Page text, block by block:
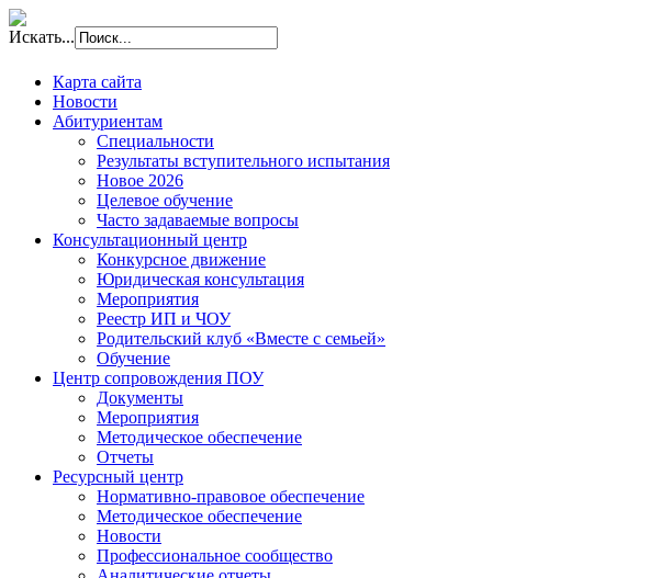
Искать...
Карта сайта
Новости
Абитуриентам
Специальности
Результаты вступительного испытания
Новое 2026
Целевое обучение
Часто задаваемые вопросы
Консультационный центр
Конкурсное движение
Юридическая консультация
Мероприятия
Реестр ИП и ЧОУ
Родительский клуб «Вместе с семьей»
Обучение
Центр сопровождения ПОУ
Документы
Мероприятия
Методическое обеспечение
Отчеты
Ресурсный центр
Нормативно-правовое обеспечение
Методическое обеспечение
Новости
Профессиональное сообщество